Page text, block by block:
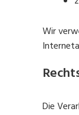
Wir
Die